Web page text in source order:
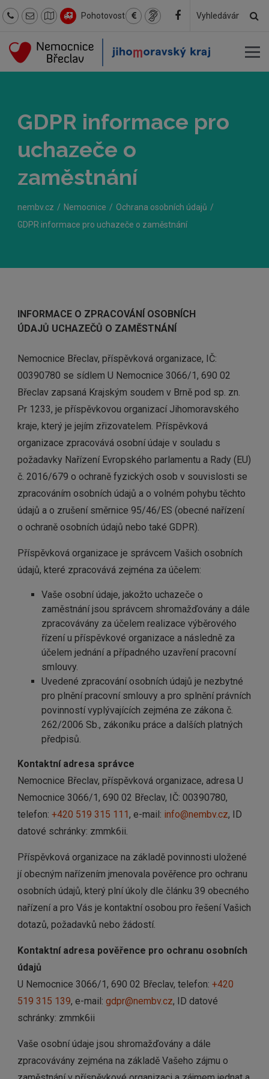
Pohotovost
Hledaný
GDPR informace pro
uchazeče o
zaměstnání
nembv.cz Nemocnice
Ochrana osobních údajů
GDPR informace pro uchazeče o zaměstnání
INFORMACE O ZPRACOVÁNÍ OSOBNÍCH
ÚDAJŮ UCHAZEČŮ O ZAMĚSTNÁNÍ
Nemocnice Břeclav, příspěvková organizace, IČ:
00390780 se sídlem U Nemocnice 3066/1, 690 02
Břeclav zapsaná Krajským soudem v Brně pod sp. zn.
Pr 1233, je příspěvkovou organizací Jihomoravského
kraje, který je jejím zřizovatelem. Příspěvková
organizace zpracovává osobní údaje v souladu s
požadavky Nařízení Evropského parlamentu a Rady (EU)
č. 2016/679 o ochraně fyzických osob v souvislosti se
zpracováním osobních údajů a o volném pohybu těchto
údajů a o zrušení směrnice 95/46/ES (obecné nařízení
o ochraně osobních údajů nebo také GDPR).
Příspěvková organizace je správcem Vašich osobních
údajů, které zpracovává zejména za účelem:
Vaše osobní údaje, jakožto uchazeče o
zaměstnání jsou správcem shromažďovány a dále
zpracovávány za účelem realizace výběrového
řízení u příspěvkové organizace a následně za
účelem jednání a případného uzavření pracovní
smlouvy.
Uvedené zpracování osobních údajů je nezbytné
pro plnění pracovní smlouvy a pro splnění právních
povinností vyplývajících zejména ze zákona č.
262/2006 Sb., zákoníku práce a dalších platných
předpisů.
Kontaktní adresa správce
Nemocnice Břeclav, příspěvková organizace, adresa U
Nemocnice 3066/1, 690 02 Břeclav, IČ: 00390780,
telefon: +420 519 315 111, e-mail: info@nembv.cz, ID
datové schránky: zmmk6ii.
Příspěvková organizace na základě povinnosti uložené
jí obecným nařízením jmenovala pověřence pro ochranu
osobních údajů, který plní úkoly dle článku 39 obecného
nařízení a pro Vás je kontaktní osobou pro řešení Vašich
dotazů, požadavků nebo žádostí.
Kontaktní adresa pověřence pro ochranu osobních
údajů
U Nemocnice 3066/1, 690 02 Břeclav, telefon: +420
519 315 139, e-mail: gdpr@nembv.cz, ID datové
schránky: zmmk6ii
Vaše osobní údaje jsou shromažďovány a dále
zpracovávány zejména na základě Vašeho zájmu o